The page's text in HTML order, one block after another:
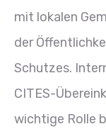
mit lokalen
der
Schutzes.
CITES-
wichtige Rolle